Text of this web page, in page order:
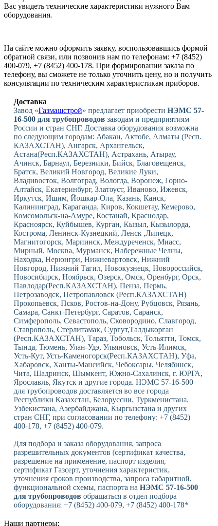
Вас увидеть технические характеристики нужного Вам
оборудования.
На сайте можно оформить заявку, воспользовавшись формой
обратной связи, или позвонив нам по телефонам: +7 (8452)
400-079, +7 (8452) 400-178. При формировании заказа по
телефону, вы сможете не только уточнить цену, но и получить
консультации по техническим характеристикам приборов.
Доставка
Завод «Газмашстрой» предлагает приобрести НЭМС 57-
16-500 для трубопроводов заводам и предприятиям
России и стран СНГ. Доставка оборудования возможна
по следующим городам: Абакан, Актобе, Алматы (Респ.
КАЗАХСТАН), Ангарск, Архангельск,
Астана(Респ.КАЗАХСТАН), Астрахань, Атырау,
Ачинск, Барнаул, Березники, Бийск, Благовещенск,
Братск, Великий Новгород, Великие Луки,
Владивосток, Волгоград, Вологда, Воронеж, Горно-
Алтайск, Екатеринбург, Златоуст, Иваново, Ижевск,
Иркутск, Ишим, Йошкар-Ола, Казань, Канск,
Калининград, Караганда, Киров, Кокшетау, Кемерово,
Комсомольск-на-Амуре, Костанай, Краснодар,
Красноярск, Куйбышев, Курган, Кызыл, Кызылорда,
Кострома, Ленинск-Кузнецкий, Ленск ,Липецк,
Магнитогорск, Мариинск, Междуреченск, Миасс,
Мирный, Москва, Мурманск, Набережные Челны,
Находка, Нерюнгри, Нижневартовск, Нижний
Новгород, Нижний Тагил, Новокузнецк, Новороссийск,
Новосибирск, Ноябрьск, Озерск, Омск, Оренбург, Орск,
Павлодар(Респ.КАЗАХСТАН), Пенза, Пермь,
Петрозаводск, Петропавловск (Респ.КАЗАХСТАН)
Прокопьевск, Псков, Ростов-на-Дону, Рубцовск, Рязань,
Самара, Санкт-Петербург, Саратов, Саранск,
Симферополь, Севастополь, Сковородино, Славгород,
Ставрополь, Стерлитамак, Сургут,Талдыкорган
(Респ.КАЗАХСТАН), Тараз, Тобольск, Тольятти, Томск,
Тында, Тюмень, Улан-Удэ, Ульяновск, Усть-Илимск,
Усть-Кут, Усть-Каменогорск(Респ.КАЗАХСТАН), Уфа,
Хабаровск, Ханты-Мансийск, Чебоксары, Челябинск,
Чита, Шадринск, Шымкент, Южно-Сахалинск, г. ЮРГА,
Ярославль, Якутск и другие города. НЭМС 57-16-500
для трубопроводов доставляется во все города
Республики Казахстан, Белоруссии, Туркменистана,
Узбекистана, Азербайджана, Кыргызстана и других
стран СНГ, при согласовании по телефону: +7 (8452)
400-178, +7 (8452) 400-079.
Для подбора и заказа оборудования, запроса
разрешительных документов (сертификат качества,
разрешение на применение, паспорт изделия,
сертификат Газсерт, уточнения характеристик,
уточнения сроков производства, запроса габаритной,
функциональной схемы, паспорта на НЭМС 57-16-500
для трубопроводов обращаться в отдел подбора
оборудования: +7 (8452) 400-079, +7 (8452) 400-178*
Наши партнеры: